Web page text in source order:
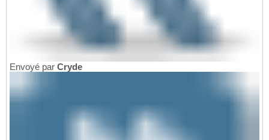
Envoyé par Cryde